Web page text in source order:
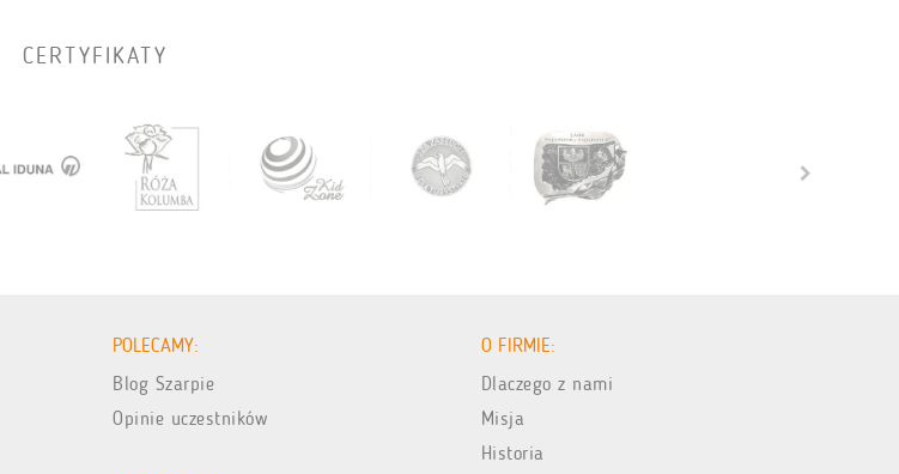
CERTYFIKATY
POLECAMY:
Blog Szarpie
Opinie uczestników
O FIRMIE:
Dlaczego z nami
Misja
Historia